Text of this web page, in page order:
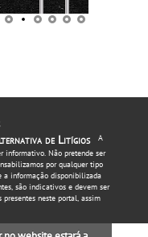
de Litígios
A
informativo. Não pretende ser
por qualquer tipo
a informação disponibilizada
são indicativos e devem ser
neste portal, assim